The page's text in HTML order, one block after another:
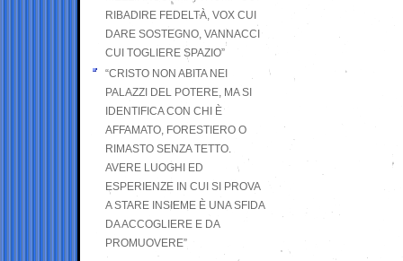
RIBADIRE FEDELTÀ, VOX CUI
DARE SOSTEGNO, VANNACCI
CUI TOGLIERE SPAZIO”
“CRISTO NON ABITA NEI
PALAZZI DEL POTERE, MA SI
IDENTIFICA CON CHI È
AFFAMATO, FORESTIERO O
RIMASTO SENZA TETTO.
AVERE LUOGHI ED
ESPERIENZE IN CUI SI PROVA
A STARE INSIEME È UNA SFIDA
DA ACCOGLIERE E DA
PROMUOVERE”